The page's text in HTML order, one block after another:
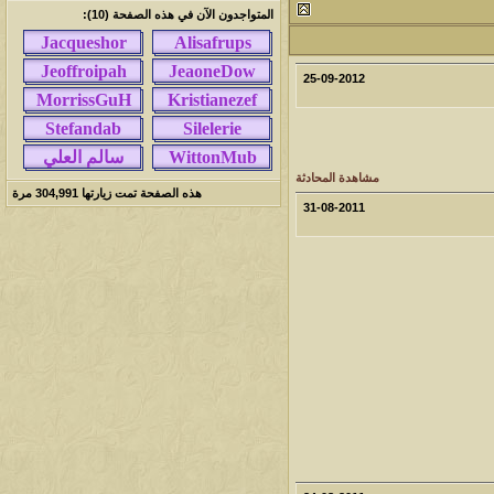
آخر مشاركة
آخر رد:محمد الخضيري
آخر مشاركة
آخر رد:احمد جابر
آخر مشاركة
276311
25-09-2012
مشاهدة المحادثة
31-08-2011
المتواجدون الآن في هذه الصفحة (10):
هذه الصفحة تمت زيارتها 304,991 مرة